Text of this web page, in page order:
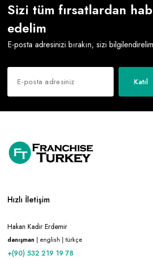
Sizi tüm fırsatlardan
edelim
E-posta adresinizi bırakın, sizi bilgilendirelim
Katıl
Hızlı İletişim
Hakan Kadir Erdemir
danışman | english | türkçe
+(90) 532 219 19 78